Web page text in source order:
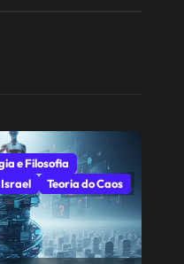
e Filosofia
Israel Teoria do Caos